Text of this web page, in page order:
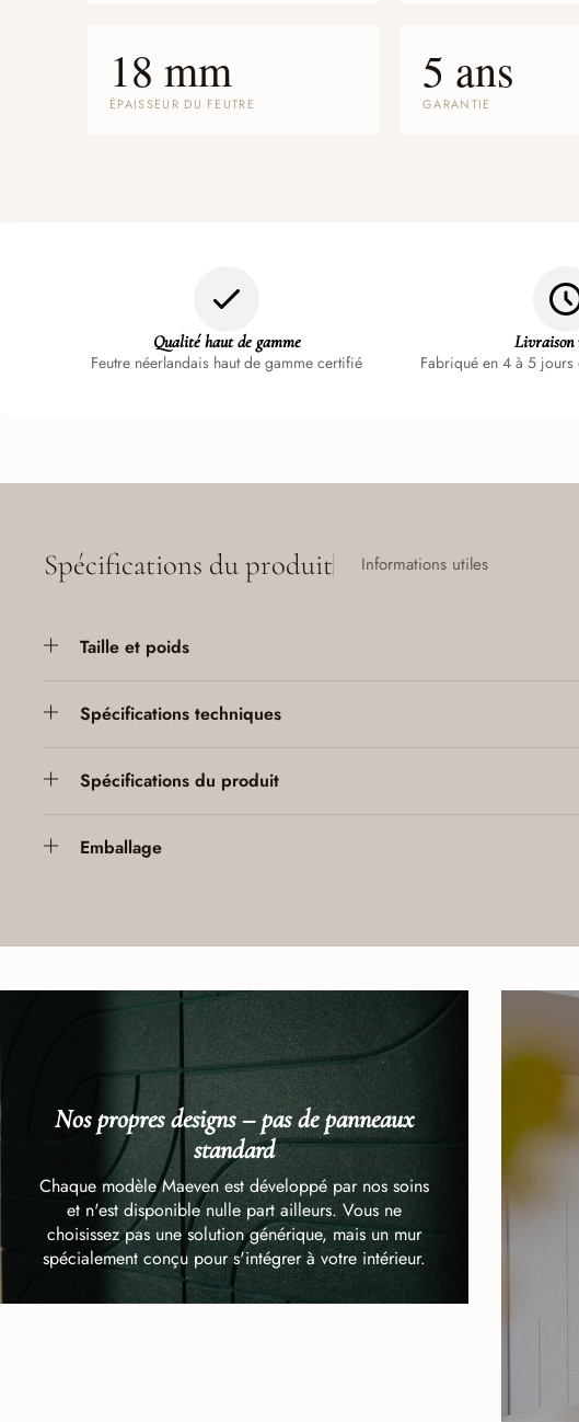
18 mm
ÉPAISSEUR DU FEUTRE
5 ans
GARANTIE
Qualité haut de gamme
Feutre néerlandais haut de gamme certifié
Livraison
Fabriqué en 4 à 5
Spécifications du produit Informations utiles
Taille et poids
Spécifications techniques
Spécifications du produit
Emballage
Nos propres designs – pas de panneaux
standard
Chaque modèle Maeven est développé par nos soins
et n'est disponible nulle part ailleurs. Vous ne
choisissez pas une solution générique, mais un mur
spécialement conçu pour s'intégrer à votre intérieur.